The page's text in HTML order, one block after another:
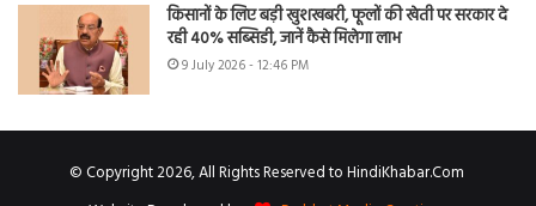
किसानों के लिए बड़ी खुशखबरी, फूलों की खेती पर सरकार दे
रही 40% सब्सिडी, जानें कैसे मिलेगा लाभ
9 July 2026 - 12:46 PM
© Copyright 2026, All Rights Reserved to HindiKhabar.Com